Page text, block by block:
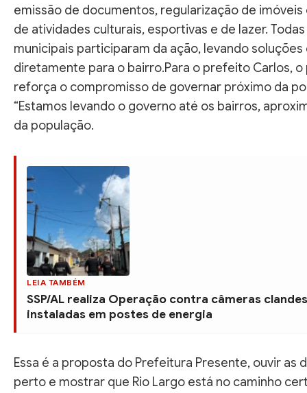
emissão de documentos, regularização de imóveis
de atividades culturais, esportivas e de lazer.
municipais participaram da ação, levando
diretamente para o bairro.Para o prefeito Carlos,
reforça o compromisso de governar próximo da
“Estamos levando o governo até os bairros,
da população.
LEIA TAMBÉM
SSP/AL realiza Operação contra câmeras
instaladas em postes de energia
Essa é a proposta do Prefeitura Presente, ouvir as
perto e mostrar que Rio Largo está no caminho